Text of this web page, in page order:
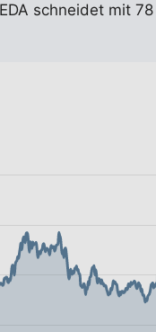
schneidet mit